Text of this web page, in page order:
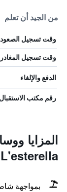
من الجيد أن تعلم
وقت تسجيل الصعود
وقت تسجيل
الدفع والإلغاء
رقم مكتب الاستقبال
L'esterella
بمواجهة